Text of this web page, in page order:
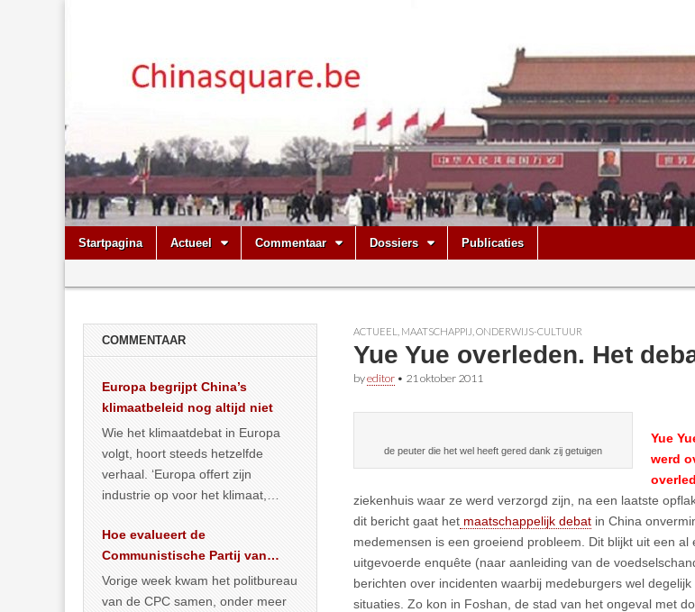
Chinasquare.be
Main
menu
Skip
Startpagina Actueel Commentaar Dossiers Publicaties
menu
ACTUEEL MAATSCHAPPIJ ONDERWIJS-CULTUUR
Yue Yue overleden. Het
byeditor • 21 oktober 2011
de peuter die het wel heeft gered dank zij getuigen
Yue
werd
ziekenhuis waar ze werd verzorgd zijn, na een laatste
dit bericht gaat het maatschappelijk debat in China
medemensen is een groeiend probleem. Dit blijkt uit een
uitgevoerde enquête (naar aanleiding van de
berichten over incidenten waarbij medeburgers wel
situaties. Zo kon in Foshan, de stad van het ongeval met
COMMENTAAR
Europa begrijpt China’s
klimaatbeleid nog altijd niet
Wie het klimaatdebat in Europa
volgt, hoort steeds hetzelfde
verhaal. ‘Europa offert zijn
industrie op voor het klimaat,
vergroening… >> lees meer
Hoe evalueert de
Communistische Partij van
China de economische
situatie?
Vorige week kwam het politbureau
van de CPC samen, onder meer